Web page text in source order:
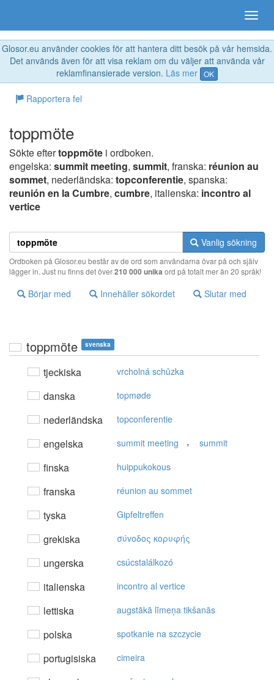
Glosor.eu använder cookies för att hantera ditt besök på vår hemsida.
Det används även för att visa reklam om du väljer att använda vår
reklamfinansierade version. Läs mer OK
Rapportera fel
toppmöte
Sökte eftertoppmöte i ordboken.
engelska: summit meeting, summit, franska: réunion au
sommet, nederländska: topconferentie, spanska:
reunión en la Cumbre, cumbre, italienska: incontro al
vertice
Vanlig sökning
Ordboken på Glosor.eu består av de ord som användarna övar på och själv
lägger in. Just nu finns det över210 000 unika ord på totalt mer än 20 språk!
Börjar med Innehåller sökordet Slutar med
toppmöte svenska
tjeckiska vrcholná schůzka
danska topmøde
nederländska topconferentie
engelska summit meeting , summit
finska huippukokous
franska réunion au sommet
tyska Gipfeltreffen
grekiska σύvoδoς κoρυφής
ungerska csúcstalálkozó
italienska incontro al vertice
lettiska augstākā līmeņa tikšanās
polska spotkanie na szczycie
portugisiska cimeira